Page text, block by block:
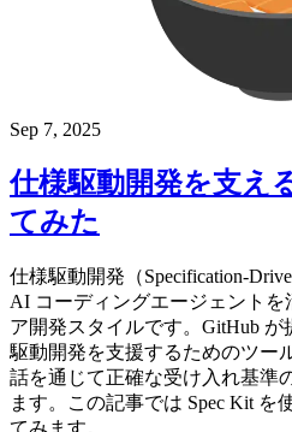
Sep 7, 2025
仕様駆動開発を支え
てみた
仕様駆動開発（Specification-
AI コーディングエージェントを
ア開発スタイルです。GitHub が
駆動開発を支援するためのツー
話を通じて正確な受け入れ基準
ます。この記事では Spec Kit を